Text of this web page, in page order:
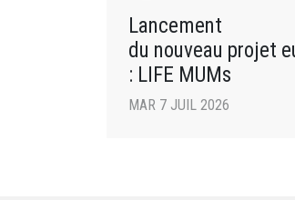
Lancement
du nouveau projet
: LIFE MUMs
MAR 7 JUIL 2026